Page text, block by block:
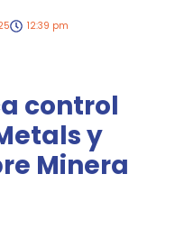
12:39 pm
control
y
Minera